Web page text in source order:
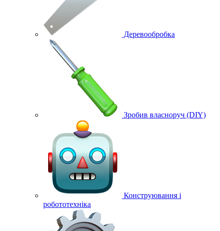
Деревообробка
Зробив власноруч (DIY)
Конструювання і
робототехніка